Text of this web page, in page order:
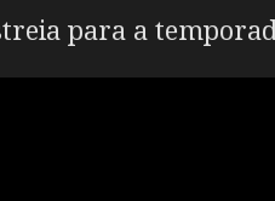
para a